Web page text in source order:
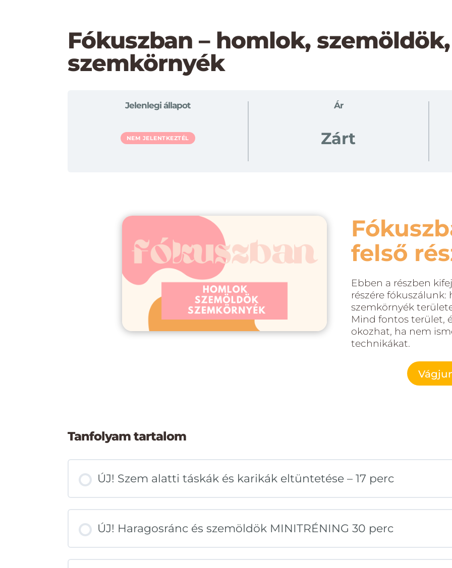
Fókuszban – homlok, szemöldök,
szemkörnyék
Jelenlegi állapot
NEM JELENTKEZTÉL
Ár
Zárt
felső
Ebben a részben
részére
szemkörnyék
Mind fontos terület,
okozhat, ha nem
technikákat.
Tanfolyam tartalom
ÚJ! Szem alatti táskák és karikák eltüntetése – 17 perc
ÚJ! Haragosránc és szemöldök MINITRÉNING 30 perc